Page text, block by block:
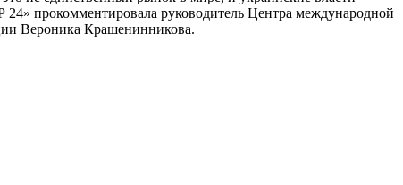
прокомментировала руководитель Центра международной
Вероника Крашенинникова.